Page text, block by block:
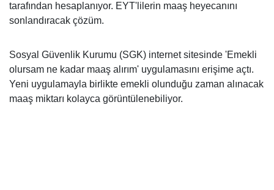
tarafından hesaplanıyor. EYT'lilerin maaş heyecanını
sonlandıracak çözüm.
Sosyal Güvenlik Kurumu (SGK) internet sitesinde 'Emekli
olursam ne kadar maaş alırım' uygulamasını erişime açtı.
Yeni uygulamayla birlikte emekli olunduğu zaman alınacak
maaş miktarı kolayca görüntülenebiliyor.